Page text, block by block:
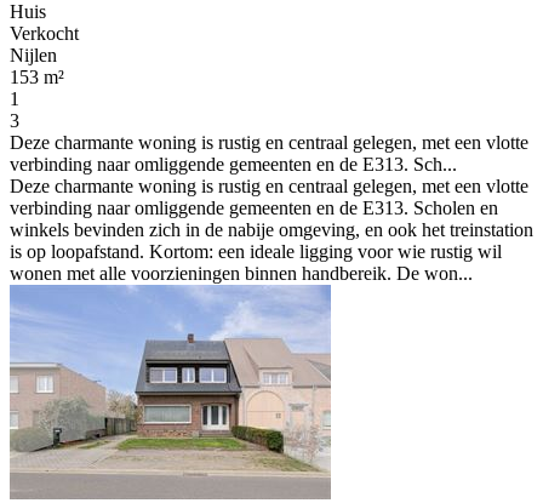
Huis
Verkocht
Nijlen
153 m²
1
3
Deze charmante woning is rustig en centraal gelegen, met een vlotte
verbinding naar omliggende gemeenten en de E313. Sch...
Deze charmante woning is rustig en centraal gelegen, met een vlotte
verbinding naar omliggende gemeenten en de E313. Scholen en
winkels bevinden zich in de nabije omgeving, en ook het treinstation
is op loopafstand. Kortom: een ideale ligging voor wie rustig wil
wonen met alle voorzieningen binnen handbereik. De won...